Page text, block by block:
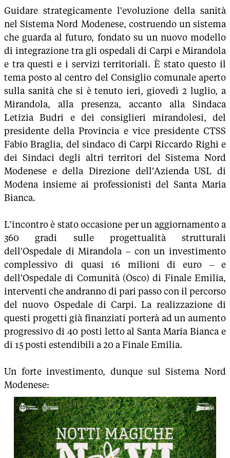
Guidare strategicamente l'evoluzione della sanità
nel Sistema Nord Modenese, costruendo un sistema
che guarda al futuro, fondato su un nuovo modello
di integrazione tra gli ospedali di Carpi e Mirandola
e tra questi e i servizi territoriali. È stato questo il
tema posto al centro del Consiglio comunale aperto
sulla sanità che si è tenuto ieri, giovedì 2 luglio, a
Mirandola, alla presenza, accanto alla Sindaca
Letizia Budri e dei consiglieri mirandolesi, del
presidente della Provincia e vice presidente CTSS
Fabio Braglia, del sindaco di Carpi Riccardo Righi e
dei Sindaci degli altri territori del Sistema Nord
Modenese e della Direzione dell'Azienda USL di
Modena insieme ai professionisti del Santa Maria
Bianca.
L'incontro è stato occasione per un aggiornamento a
360 gradi sulle progettualità strutturali
dell'Ospedale di Mirandola – con un investimento
complessivo di quasi 16 milioni di euro – e
dell'Ospedale di Comunità (Osco) di Finale Emilia,
interventi che andranno di pari passo con il percorso
del nuovo Ospedale di Carpi. La realizzazione di
questi progetti già finanziati porterà ad un aumento
progressivo di 40 posti letto al Santa Maria Bianca e
di 15 posti estendibili a 20 a Finale Emilia.
Un forte investimento, dunque sul Sistema Nord
Modenese: